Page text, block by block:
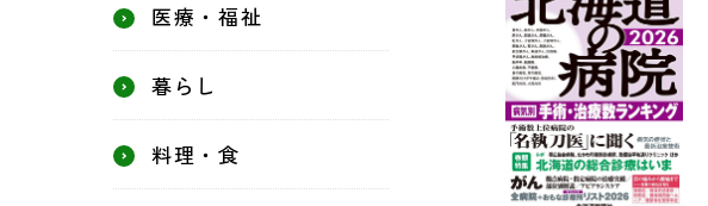
医療・福祉
暮らし
料理・食